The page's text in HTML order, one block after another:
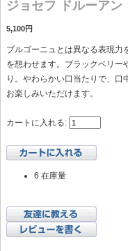
ジョセフ ドルーア
5,100円
ブルゴーニュとは異なる表現力
を想わせます。ブラックベリー
り。やわらかい口当たりで、
お楽しみいただけます。
カートに入れる:
6 在庫量